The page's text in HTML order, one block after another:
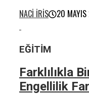
NACI İRIS 20
EĞITIM
Farklılıkla
Engellilik